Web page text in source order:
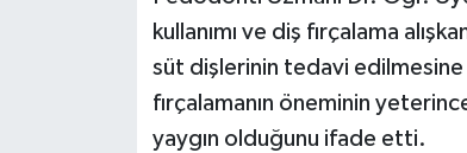
kullanımı ve diş fırçalama
süt dişlerinin tedavi edilmesine
fırçalamanın öneminin
yaygın olduğunu ifade etti.